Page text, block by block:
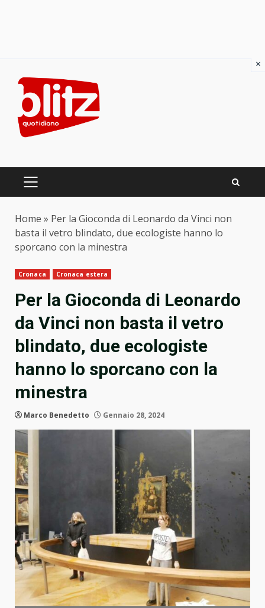
content
PRIMARY
Home » Per la Gioconda di Leonardo da Vinci non
basta il vetro blindato, due ecologiste hanno lo
sporcano con la minestra
Cronaca Cronaca estera
Per la Gioconda di Leonardo
da Vinci non basta il vetro
blindato, due ecologiste
hanno lo sporcano con la
minestra
Marco Benedetto Gennaio 28, 2024
×